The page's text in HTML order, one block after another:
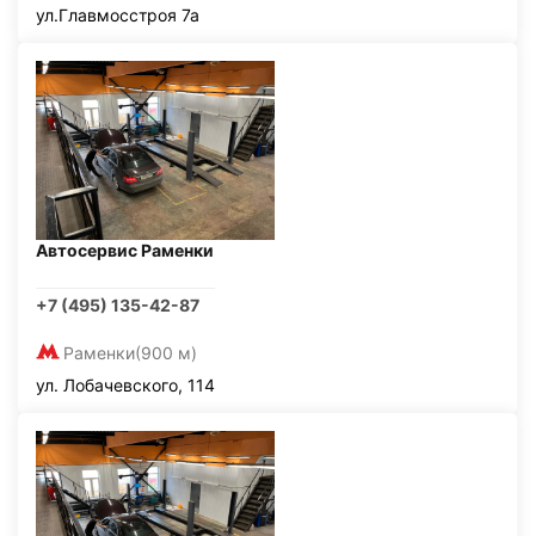
ул.Главмосстроя 7а
Автосервис Раменки
+7 (495) 135-42-87
Раменки(900 м)
ул. Лобачевского, 114